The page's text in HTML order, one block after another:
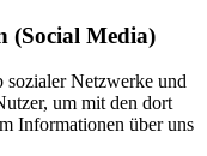
(Social Media)
sozialer Netzwerke und
um mit den dort
Informationen über uns